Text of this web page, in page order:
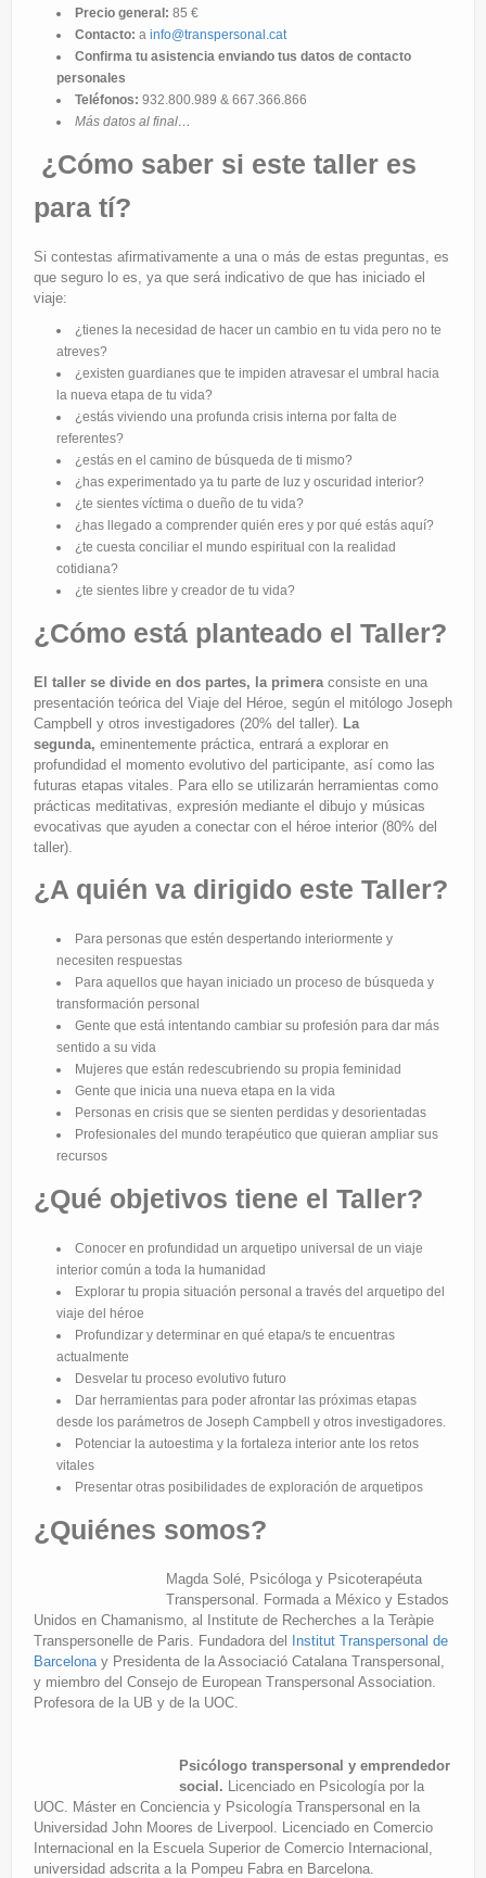
Precio general: 85 €
Contacto: a info@transpersonal.cat
Confirma tu asistencia enviando tus datos de contacto
personales
Teléfonos: 932.800.989 & 667.366.866
Más datos al final…
¿Cómo saber si este taller es
para tí?
Si contestas afirmativamente a una o más de estas preguntas, es
que seguro lo es, ya que será indicativo de que has iniciado el
viaje:
¿tienes la necesidad de hacer un cambio en tu vida pero no te
atreves?
¿existen guardianes que te impiden atravesar el umbral hacia
la nueva etapa de tu vida?
¿estás viviendo una profunda crisis interna por falta de
referentes?
¿estás en el camino de búsqueda de ti mismo?
¿has experimentado ya tu parte de luz y oscuridad interior?
¿te sientes víctima o dueño de tu vida?
¿has llegado a comprender quién eres y por qué estás aquí?
¿te cuesta conciliar el mundo espiritual con la realidad
cotidiana?
¿te sientes libre y creador de tu vida?
¿Cómo está planteado el Taller?
El taller se divide en dos partes, la primeraconsiste en una
presentación teórica del Viaje del Héroe, según el mitólogo Joseph
Campbell y otros investigadores (20% del taller). La
segunda, eminentemente práctica, entrará a explorar en
profundidad el momento evolutivo del participante, así como las
futuras etapas vitales. Para ello se utilizarán herramientas como
prácticas meditativas, expresión mediante el dibujo y músicas
evocativas que ayuden a conectar con el héroe interior (80% del
taller).
¿A quién va dirigido este Taller?
Para personas que estén despertando interiormente y
necesiten respuestas
Para aquellos que hayan iniciado un proceso de búsqueda y
transformación personal
Gente que está intentando cambiar su profesión para dar más
sentido a su vida
Mujeres que están redescubriendo su propia feminidad
Gente que inicia una nueva etapa en la vida
Personas en crisis que se sienten perdidas y desorientadas
Profesionales del mundo terapéutico que quieran ampliar sus
recursos
¿Qué objetivos tiene el Taller?
Conocer en profundidad un arquetipo universal de un viaje
interior común a toda la humanidad
Explorar tu propia situación personal a través del arquetipo del
viaje del héroe
Profundizar y determinar en qué etapa/s te encuentras
actualmente
Desvelar tu proceso evolutivo futuro
Dar herramientas para poder afrontar las próximas etapas
desde los parámetros de Joseph Campbell y otros investigadores.
Potenciar la autoestima y la fortaleza interior ante los retos
vitales
Presentar otras posibilidades de exploración de arquetipos
¿Quiénes somos?
Magda Solé, Psicóloga y Psicoterapéuta
Transpersonal. Formada a México y Estados
Unidos en Chamanismo, al Institute de Recherches a la Teràpie
Transpersonelle de Paris. Fundadora del
Institut Transpersonal de
Barcelonay Presidenta de la Associació Catalana Transpersonal,
y miembro del Consejo de European Transpersonal Association.
Profesora de la UB y de la UOC.
Psicólogo transpersonal y emprendedor
social. Licenciado en Psicología por la
UOC. Máster en Conciencia y Psicología Transpersonal en la
Universidad John Moores de Liverpool. Licenciado en Comercio
Internacional en la Escuela Superior de Comercio Internacional,
universidad adscrita a la Pompeu Fabra en Barcelona.